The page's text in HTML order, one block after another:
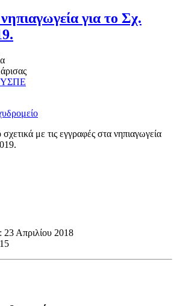
για το Σχ.
με τις εγγραφές στα νηπιαγωγεία
23 Απριλίου 2018